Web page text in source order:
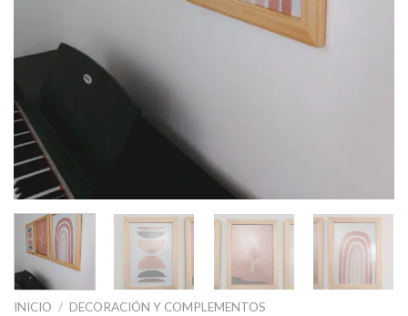
INICIO / DECORACIÓN Y COMPLEMENTOS